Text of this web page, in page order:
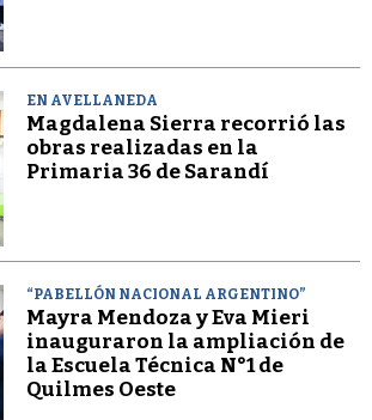
EN AVELLANEDA
Magdalena Sierra recorrió las
obras realizadas en la
Primaria 36 de Sarandí
“PABELLÓN NACIONAL ARGENTINO”
Mayra Mendoza y Eva Mieri
inauguraron la ampliación de
la Escuela Técnica N°1 de
Quilmes Oeste